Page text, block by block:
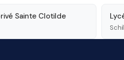
Sainte Clotilde